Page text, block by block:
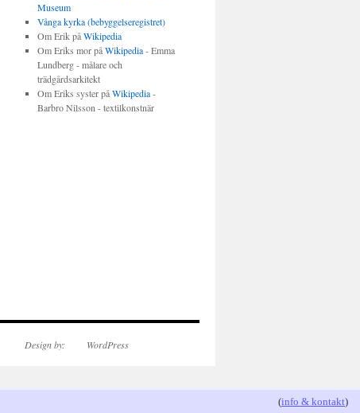
Museum
Vånga kyrka (bebyggelseregistret)
Om Erik påWikipedia
Om Eriks mor påWikipedia- Emma
Lundberg - målare och
trädgårdsarkitekt
Om Eriks syster påWikipedia-
Barbro Nilsson - textilkonstnär
Design by: WordPress
(info & kontakt)